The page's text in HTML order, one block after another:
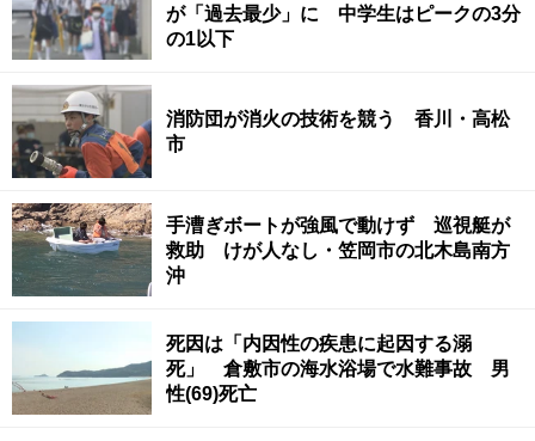
が「過去最少」に 中学生はピークの3分
の1以下
消防団が消火の技術を競う 香川・高松
市
手漕ぎボートが強風で動けず 巡視艇が
救助 けが人なし・笠岡市の北木島南方
沖
死因は「内因性の疾患に起因する溺
死」 倉敷市の海水浴場で水難事故 男
性(69)死亡